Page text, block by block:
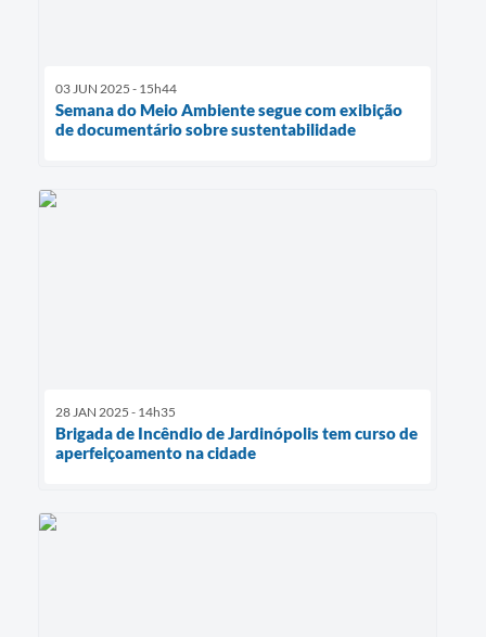
03 JUN 2025 - 15h44
Semana do Meio Ambiente segue com exibição
de documentário sobre sustentabilidade
28 JAN 2025 - 14h35
Brigada de Incêndio de Jardinópolis tem curso de
aperfeiçoamento na cidade